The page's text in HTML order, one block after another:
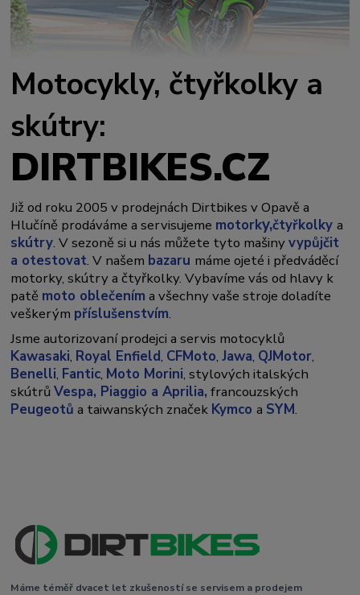
Motocykly, čtyřkolky a
skútry:
DIRTBIKES.CZ
Již od roku 2005 v prodejnách Dirtbikes v Opavě a
Hlučíně prodáváme a servisujeme motorky,čtyřkolkya
skútry. V sezoně si u nás můžete tyto mašinyvypůjčit
a otestovat. V našem bazaru máme ojeté i předváděcí
motorky, skútry a čtyřkolky. Vybavíme vás od hlavy k
patě moto oblečením a všechny vaše stroje doladíte
veškerým příslušenstvím.
Jsme autorizovaní prodejci a servis motocyklů
Kawasaki, Royal Enfield, CFMoto,Jawa, QJMotor,
Benelli, Fantic, Moto Morini, stylových italských
skútrůVespa, Piaggio a Aprilia, francouzských
Peugeotů a taiwanských značek Kymcoa SYM.
Máme téměř dvacet let zkušeností se servisem a prodejem